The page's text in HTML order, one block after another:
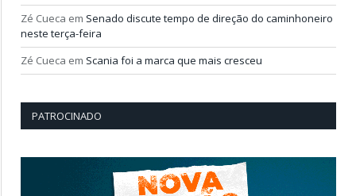
Zé Cueca em Senado discute tempo de direção do caminhoneiro
neste terça-feira
Zé Cueca em Scania foi a marca que mais cresceu
PATROCINADO